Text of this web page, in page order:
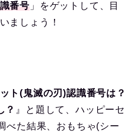
番号 」をゲットして、目
ましょう！
ト(鬼滅の刃)認識番号は？
？ 』と題して、ハッピーセ
べた結果、おもちゃ(シー